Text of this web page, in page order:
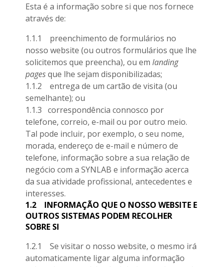
Esta é a informação sobre si que nos fornece
através de:
1.1.1 preenchimento de formulários no
nosso website (ou outros formulários que lhe
solicitemos que preencha), ou em landing
pagesque lhe sejam disponibilizadas;
1.1.2 entrega de um cartão de visita (ou
semelhante); ou
1.1.3 correspondência connosco por
telefone, correio, e-mail ou por outro meio.
Tal pode incluir, por exemplo, o seu nome,
morada, endereço de e-mail e número de
telefone, informação sobre a sua relação de
negócio com a SYNLAB e informação acerca
da sua atividade profissional, antecedentes e
interesses.
1.2
INFORMAÇÃO QUE O NOSSO WEBSITE E
OUTROS SISTEMAS PODEM RECOLHER
SOBRE SI
1.2.1 Se visitar o nosso website, o mesmo irá
automaticamente ligar alguma informação